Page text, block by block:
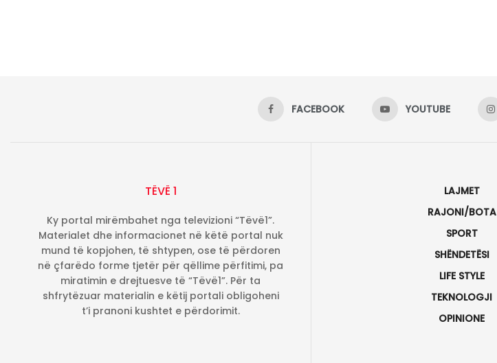
FACEBOOK YOUTUBE
TËVË 1
Ky portal mirëmbahet nga televizioni “Tëvë1”.
Materialet dhe informacionet në këtë portal nuk
mund të kopjohen, të shtypen, ose të përdoren
në çfarëdo forme tjetër për qëllime përfitimi, pa
miratimin e drejtuesve të “Tëvë1”. Për ta
shfrytëzuar materialin e këtij portali obligoheni
t’i pranoni kushtet e përdorimit.
LAJMET
RAJONI/BOTA
SPORT
SHËNDETËSI
LIFE STYLE
TEKNOLOGJI
OPINIONE